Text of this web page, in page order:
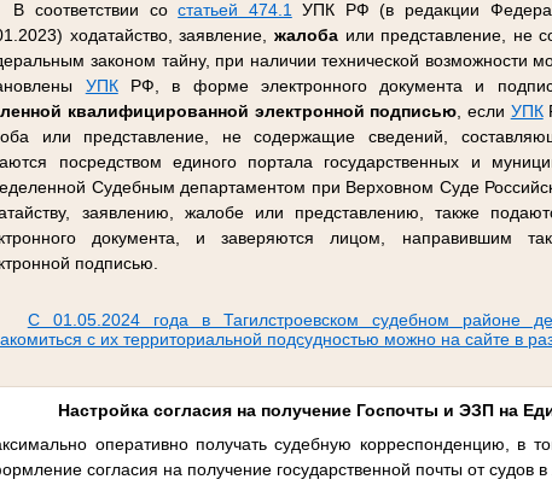
В соответствии состатьей 474.1УПК РФ (в редакции
ходатайство, заявление, жалоба или представление, не
законом тайну, при наличии технической возможности
УПКРФ, в форме электронного документа и
квалифицированной электронной подписью, если УПК
или представление, не содержащие сведений,
посредством единого портала государственных и
Судебным департаментом при Верховном Суде
заявлению, жалобе или представлению, также
документа, и заверяются лицом, направившим
подписью.
С 01.05.2024 года в Тагилстроевском судебном районе
с их территориальной подсудностью можно на сайте в
Настройка согласия на получение Госпочты и ЭЗП на
оперативно получать судебную корреспонденцию, в
согласия на получение государственной почты от судов в